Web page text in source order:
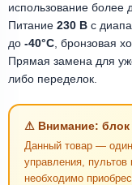
использование более
Питание 230 В с
до -40°C , бронзовая
Прямая замена для
либо переделок.
⚠ Внимание: блок
Данный товар —
управления,
необходимо